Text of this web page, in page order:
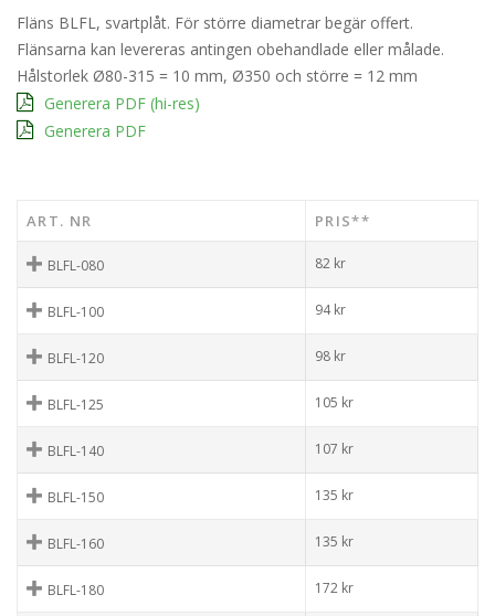
Fläns BLFL, svartplåt. För större diametrar begär offert.
Flänsarna kan levereras antingen obehandlade eller målade.
Hålstorlek Ø80-315 = 10 mm, Ø350 och större = 12 mm
Generera PDF (hi-res)
Generera PDF
ART. NR PRIS**
BLFL-080 82 kr
BLFL-100 94kr
BLFL-120 98 kr
BLFL-125 105 kr
BLFL-140 107 kr
BLFL-150 135 kr
BLFL-160 135 kr
BLFL-180 172 kr